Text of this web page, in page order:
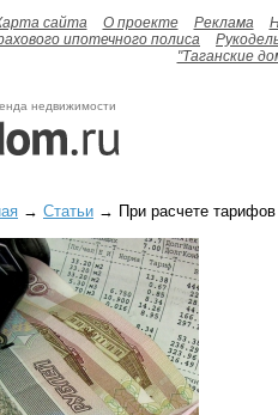
сайта О проекте Реклама
ипотечного полиса
"Таганские
недвижимости
→ Статьи → При расчете